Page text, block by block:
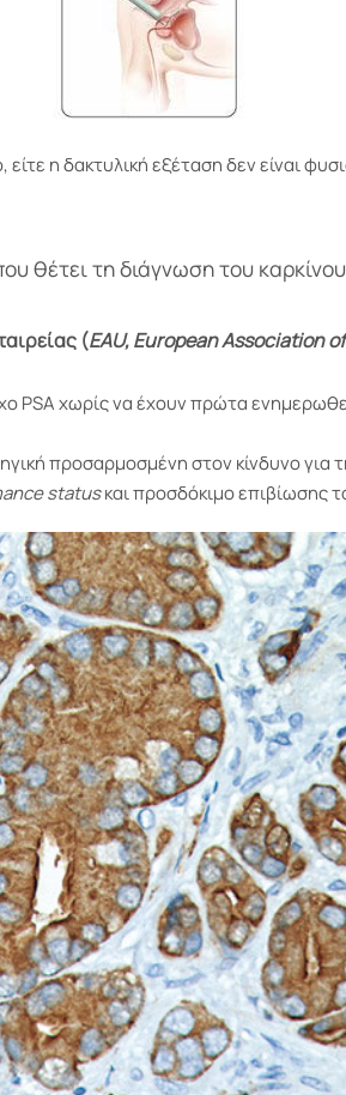
η δακτυλική εξέταση δεν είναι
θέτει τη διάγνωση του
(EAU, European Association
PSA χωρίς να έχουν πρώτα
προσαρμοσμένη στον κίνδυνο για
statusκαι προσδόκιμο επιβίωσης